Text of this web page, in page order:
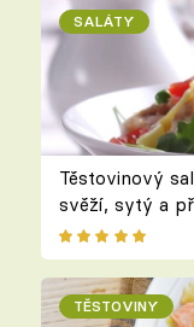
SALÁTY
Těstovinový
svěží, sytý a
TĚSTOVINY